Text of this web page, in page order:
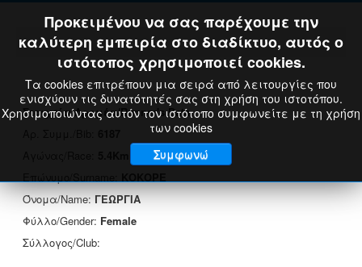
Στοιχεία Δρομέα/Runner's Data
Όνομα/Name:ΓΕΩΡΓΙΑ
Φύλλο/Gender: Female
Σύλλογος/Club:
Προκειμένου να σας παρέχουμε την
καλύτερη εμπειρία στο διαδίκτυο, αυτός ο
ιστότοπος χρησιμοποιεί cookies.
Τα cookies επιτρέπουν μια σειρά από λειτουργίες που
ενισχύουν τις δυνατότητές σας στη χρήση του ιστοτόπου.
Χρησιμοποιώντας αυτόν τον ιστότοπο συμφωνείτε με τη χρήση
των cookies
Συμφωνώ